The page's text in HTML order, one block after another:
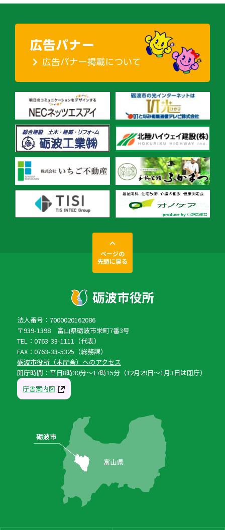
ページの
先頭に戻る
法人番号：7000020162086
〒939-1398 富山県砺波市栄町7番3号
TEL：0763-33-1111（代表）
FAX：0763-33-5325（総務課）
砺波市役所（本庁舎）へのアクセス
開庁時間：平日8時30分〜17時15分（12月29日〜1月3日は閉庁）
庁舎案内図